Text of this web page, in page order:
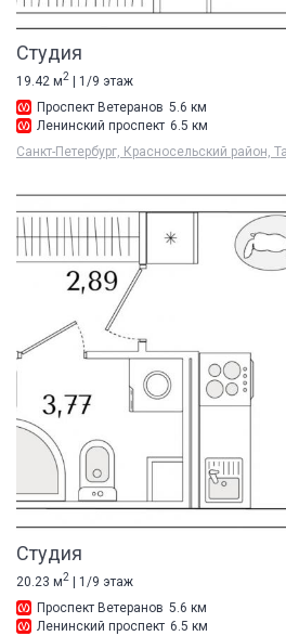
Студия
19.42 м2 | 1/9 этаж
Проспект Ветеранов 5.6 км
Ленинский проспект 6.5 км
Санкт-Петербург, Красносельский район,
Студия
20.23 м2
| 1/9 этаж
Проспект Ветеранов 5.6 км
Ленинский проспект 6.5 км